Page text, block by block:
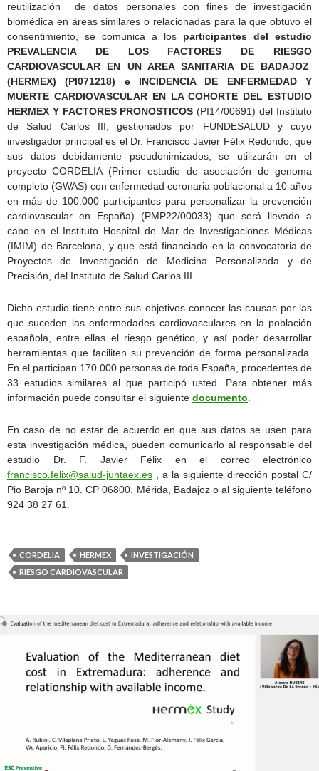
reutilización de datos personales con fines de investigación
biomédica en áreas similares o relacionadas para la que obtuvo el
consentimiento, se comunica a los participantes del estudio
PREVALENCIA DE LOS FACTORES DE RIESGO
CARDIOVASCULAR EN UN AREA SANITARIA DE BADAJOZ
(HERMEX) (PI071218) e INCIDENCIA DE ENFERMEDAD Y
MUERTE CARDIOVASCULAR EN LA COHORTE DEL ESTUDIO
HERMEX Y FACTORES PRONOSTICOS (PI14/00691) del Instituto
de Salud Carlos III, gestionados por FUNDESALUD y cuyo
investigador principal es el Dr. Francisco Javier Félix Redondo, que
sus datos debidamente pseudonimizados, se utilizarán en el
proyecto CORDELIA (Primer estudio de asociación de genoma
completo (GWAS) con enfermedad coronaria poblacional a 10 años
en más de 100.000 participantes para personalizar la prevención
cardiovascular en España) (PMP22/00033) que será llevado a
cabo en el Instituto Hospital de Mar de Investigaciones Médicas
(IMIM) de Barcelona, y que está financiado en la convocatoria de
Proyectos de Investigación de Medicina Personalizada y de
Precisión, del Instituto de Salud Carlos III.
Dicho estudio tiene entre sus objetivos conocer las causas por las
que suceden las enfermedades cardiovasculares en la población
española, entre ellas el riesgo genético, y así poder desarrollar
herramientas que faciliten su prevención de forma personalizada.
En el participan 170.000 personas de toda España, procedentes de
33 estudios similares al que participó usted. Para obtener más
información puede consultar el siguiente documento
En caso de no estar de acuerdo en que sus datos se usen para
esta investigación médica, pueden comunicarlo al responsable del
estudio Dr. F. Javier Félix en el correo electrónico
francisco.felix@salud-juntaex.es , a la siguiente dirección postal C/
Pio Baroja nº 10. CP 06800. Mérida, Badajoz o al siguiente teléfono
924 38 27 61.
CORDELIA HERMEX
INVESTIGACIÓN
RIESGO CARDIOVASCULAR